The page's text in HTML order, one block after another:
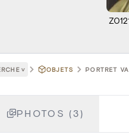
˅ OBJETS PORTRET
PHOTOS (3)